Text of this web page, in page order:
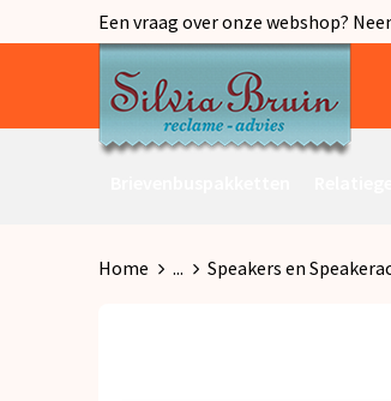
Een vraag over onze webshop?
Home ... Speakers en